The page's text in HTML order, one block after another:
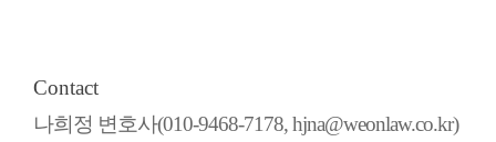
​Contact
나희정 변호사(010-9468-7178, hjna@weonlaw.co.kr)